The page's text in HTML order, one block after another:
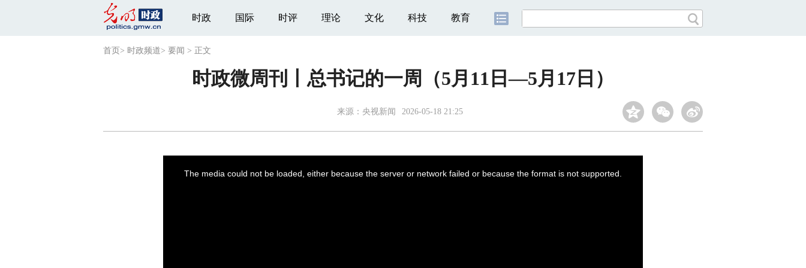
时政 国际 时评 理论 文化 科技 教育
首页 > 时政频道> 要闻 > 正文
时政微周刊丨总书记的一周（5月11日—5月17日）
来源： 央视新闻 2026-05-18 21:25
The media could not be loaded, either because the server or network failed or because the format is not supported.